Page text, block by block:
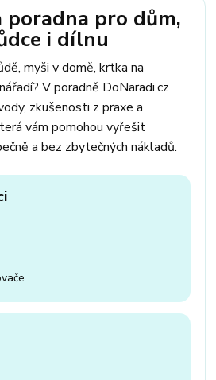
nářadí
uhlíky do nařadí
pračky uhlíky do
uhlíky makita
uhlíkové kartáče
uhlíky
poradna pro dům,
i dílnu
myši v domě, krtka na
V poradně DoNaradi.cz
zkušenosti z praxe a
vám pomohou vyřešit
a bez zbytečných nákladů.